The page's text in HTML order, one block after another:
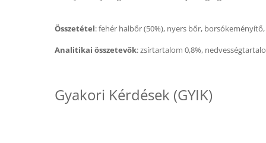
Összetétel: fehér halbőr (50%), nyers bőr,
Analitikai összetevők: zsírtartalom 0,8%,
Gyakori Kérdések (GYIK)